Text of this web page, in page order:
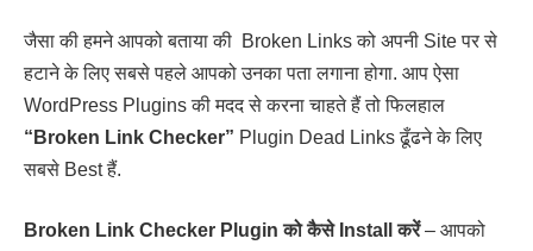
जैसा की हमने आपको बताया की Broken Links को अपनी Site पर से
हटाने के लिए सबसे पहले आपको उनका पता लगाना होगा. आप ऐसा
WordPress Plugins की मदद से करना चाहते हैं तो फिलहाल
“Broken Link Checker” Plugin Dead Links ढूँढने के लिए
सबसे Best हैं.
Broken Link Checker Plugin को कैसे Install करें– आपको